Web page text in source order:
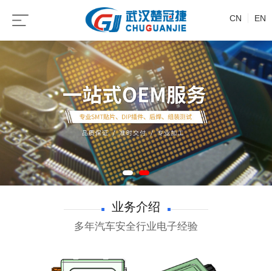
CN EN
业务介绍
多年汽车安全行业电子经验